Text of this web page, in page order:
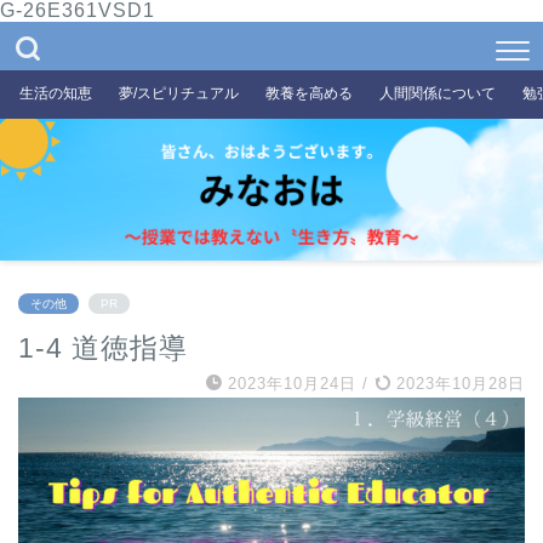
G-26E361VSD1
生活の知恵 夢/スピリチュアル 教養を高める 人間関係について 勉
その他 PR
1-4 道徳指導
2023年10月24日 / 2023年10月28日